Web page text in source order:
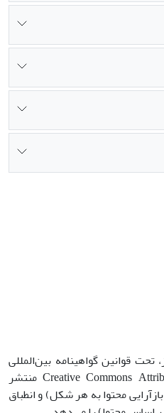
قوانین گواهینامه بین‌المللی
Creative Commons Attribution 4.0 International License منتشر
محتوا به هر شکل) و انطباق